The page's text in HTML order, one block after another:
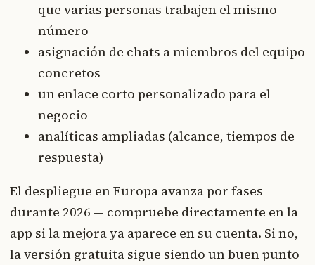
que varias personas trabajen el mismo
número
asignación de chats a miembros del equipo
concretos
un enlace corto personalizado para el
negocio
analíticas ampliadas (alcance, tiempos de
respuesta)
El despliegue en Europa avanza por fases
durante 2026 — compruebe directamente en la
app si la mejora ya aparece en su cuenta. Si no,
la versión gratuita sigue siendo un buen punto